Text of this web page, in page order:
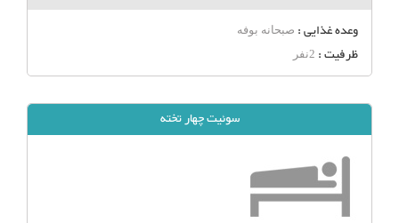
وعده غذایی : صبحانه بوفه
ظرفیت : 2نفر
سوئیت چهار تخته